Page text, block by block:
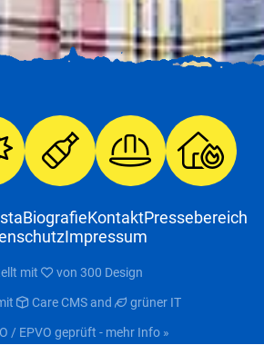
BiografieKontaktPressebereich
Impressum
mit von 300 Design
Care CMSand grüner IT
/ EPVO geprüft - mehr Info »